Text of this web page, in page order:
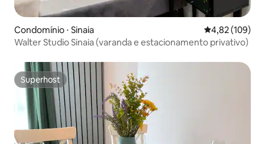
Condomínio ⋅ Sinaia 4,82 de uma
4,82 (109)
Walter Studio Sinaia (varanda e estacionamento privativo)
Superhost
Superhost